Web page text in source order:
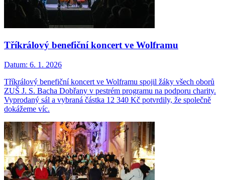
Tříkrálový benefiční koncert ve Wolframu
Datum: 6. 1. 2026
Tříkrálový benefiční koncert ve Wolframu spojil žáky všech oborů
ZUŠ J. S. Bacha Dobřany v pestrém programu na podporu charity.
Vyprodaný sál a vybraná částka 12 340 Kč potvrdily, že společně
dokážeme víc.